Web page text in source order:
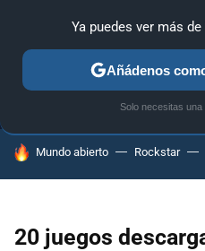
MENÚ
GUÍAS Y TRUCOS
HOY SE HABLA DE
Mundo abierto Rockstar
20 juegos
Ya puedes ver más
Añádenos
Solo necesitas